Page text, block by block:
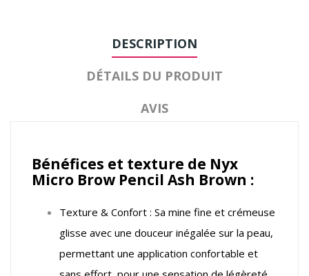
DESCRIPTION
DÉTAILS DU PRODUIT
AVIS
Bénéfices et texture de Nyx
Micro Brow Pencil Ash Brown :
Texture & Confort : Sa mine fine et crémeuse
glisse avec une douceur inégalée sur la peau,
permettant une application confortable et